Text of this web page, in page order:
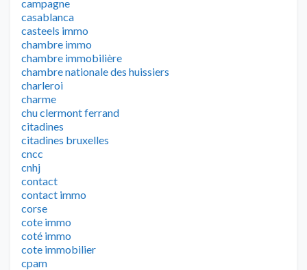
campagne
casablanca
casteels immo
chambre immo
chambre immobilière
chambre nationale des huissiers
charleroi
charme
chu clermont ferrand
citadines
citadines bruxelles
cncc
cnhj
contact
contact immo
corse
cote immo
coté immo
cote immobilier
cpam